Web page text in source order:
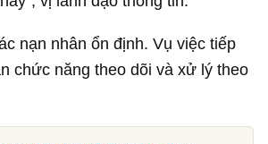
nạn nhân ổn định. Vụ việc tiếp
chức năng theo dõi và xử lý theo